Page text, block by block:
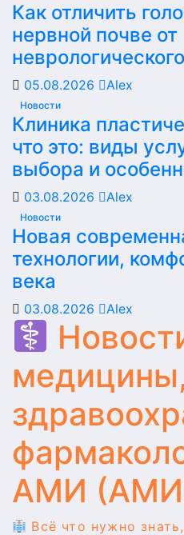
Как отличить
нервной почве от
неврологического
05.08.2026 Alex
Новости
Клиника
что это: виды
выбора и
03.08.2026 Alex
Новости
Новая
технологии,
века
03.08.2026 Alex
АМИ
Всё что нужно